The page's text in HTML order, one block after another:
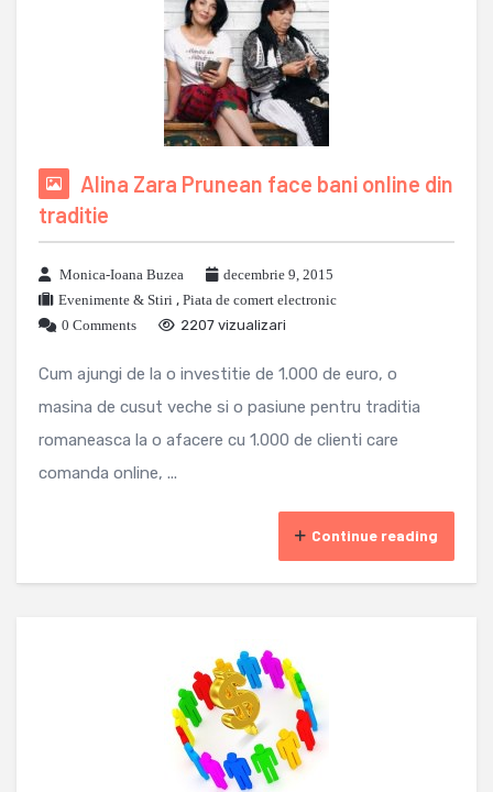
Alina Zara Prunean face bani online din
traditie
Monica-Ioana Buzea
decembrie 9, 2015
Evenimente & Stiri , Piata de comert electronic
0 Comments
2207 vizualizari
Cum ajungi de la o investitie de 1.000 de euro, o
masina de cusut veche si o pasiune pentru traditia
romaneasca la o afacere cu 1.000 de clienti care
comanda online, ...
Continue reading